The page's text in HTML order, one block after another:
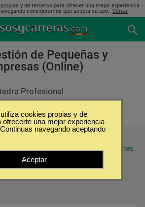
y de terceros para ofrecer una mejor experiencia
consideramos que acepta su uso.. Cerrar
de Pequeñas y
(Online)
Profesional
en Gestión de Pequeñas y Medianas
cookies propias y de
ofrecerte una mejor experiencia
navegando aceptando
Aceptar